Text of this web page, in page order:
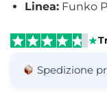
Linea:Funko
Spedizione